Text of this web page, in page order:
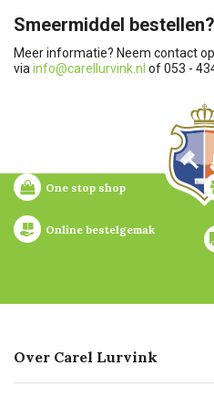
Smeermiddel bestellen?
Meer informatie? Neem contact
viainfo@carellurvink.nl of 053 -
One stop shop
Online bestelgemak
Over Carel Lurvink